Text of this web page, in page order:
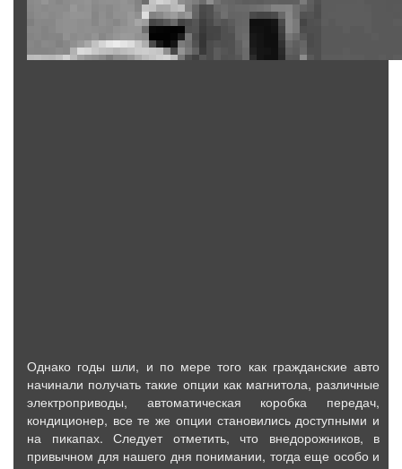
Однако годы шли, и по мере того как гражданские авто
начинали получать такие опции как магнитола, различные
электроприводы, автоматическая коробка передач,
кондиционер, все те же опции становились доступными и
на пикапах. Следует отметить, что внедорожников, в
привычном для нашего дня понимании, тогда еще особо и